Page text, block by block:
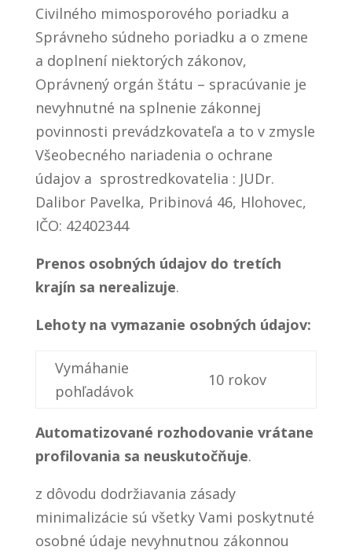
Civilného mimosporového poriadku a
Správneho súdneho poriadku a o zmene
a doplnení niektorých zákonov,
Oprávnený orgán štátu – spracúvanie je
nevyhnutné na splnenie zákonnej
povinnosti prevádzkovateľa a to v zmysle
Všeobecného nariadenia o ochrane
údajov a sprostredkovatelia : JUDr.
Dalibor Pavelka, Pribinová 46, Hlohovec,
IČO: 42402344
Prenos osobných údajov do tretích
krajín sa nerealizuje.
Lehoty na vymazanie osobných údajov:
Vymáhanie
pohľadávok
10 rokov
Automatizované rozhodovanie vrátane
profilovania sa neuskutočňuje.
z dôvodu dodržiavania zásady
minimalizácie sú všetky Vami poskytnuté
osobné údaje nevyhnutnou zákonnou